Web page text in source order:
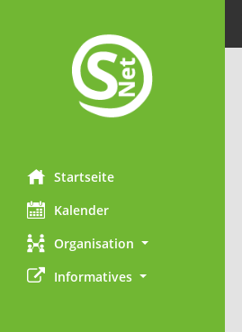
Startseite
Kalender
Organisation
Informatives